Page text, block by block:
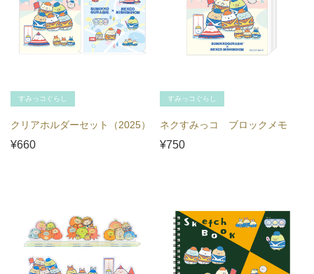
すみっコぐらし
クリアホルダーセット（2025）
¥660
すみっコぐらし
ネクすみっコ ブロックメモ
¥750